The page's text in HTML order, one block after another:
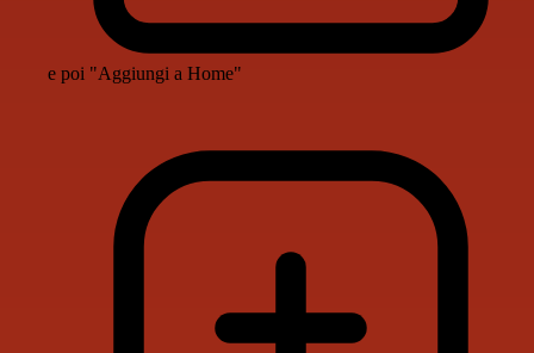
e poi "Aggiungi a Home"